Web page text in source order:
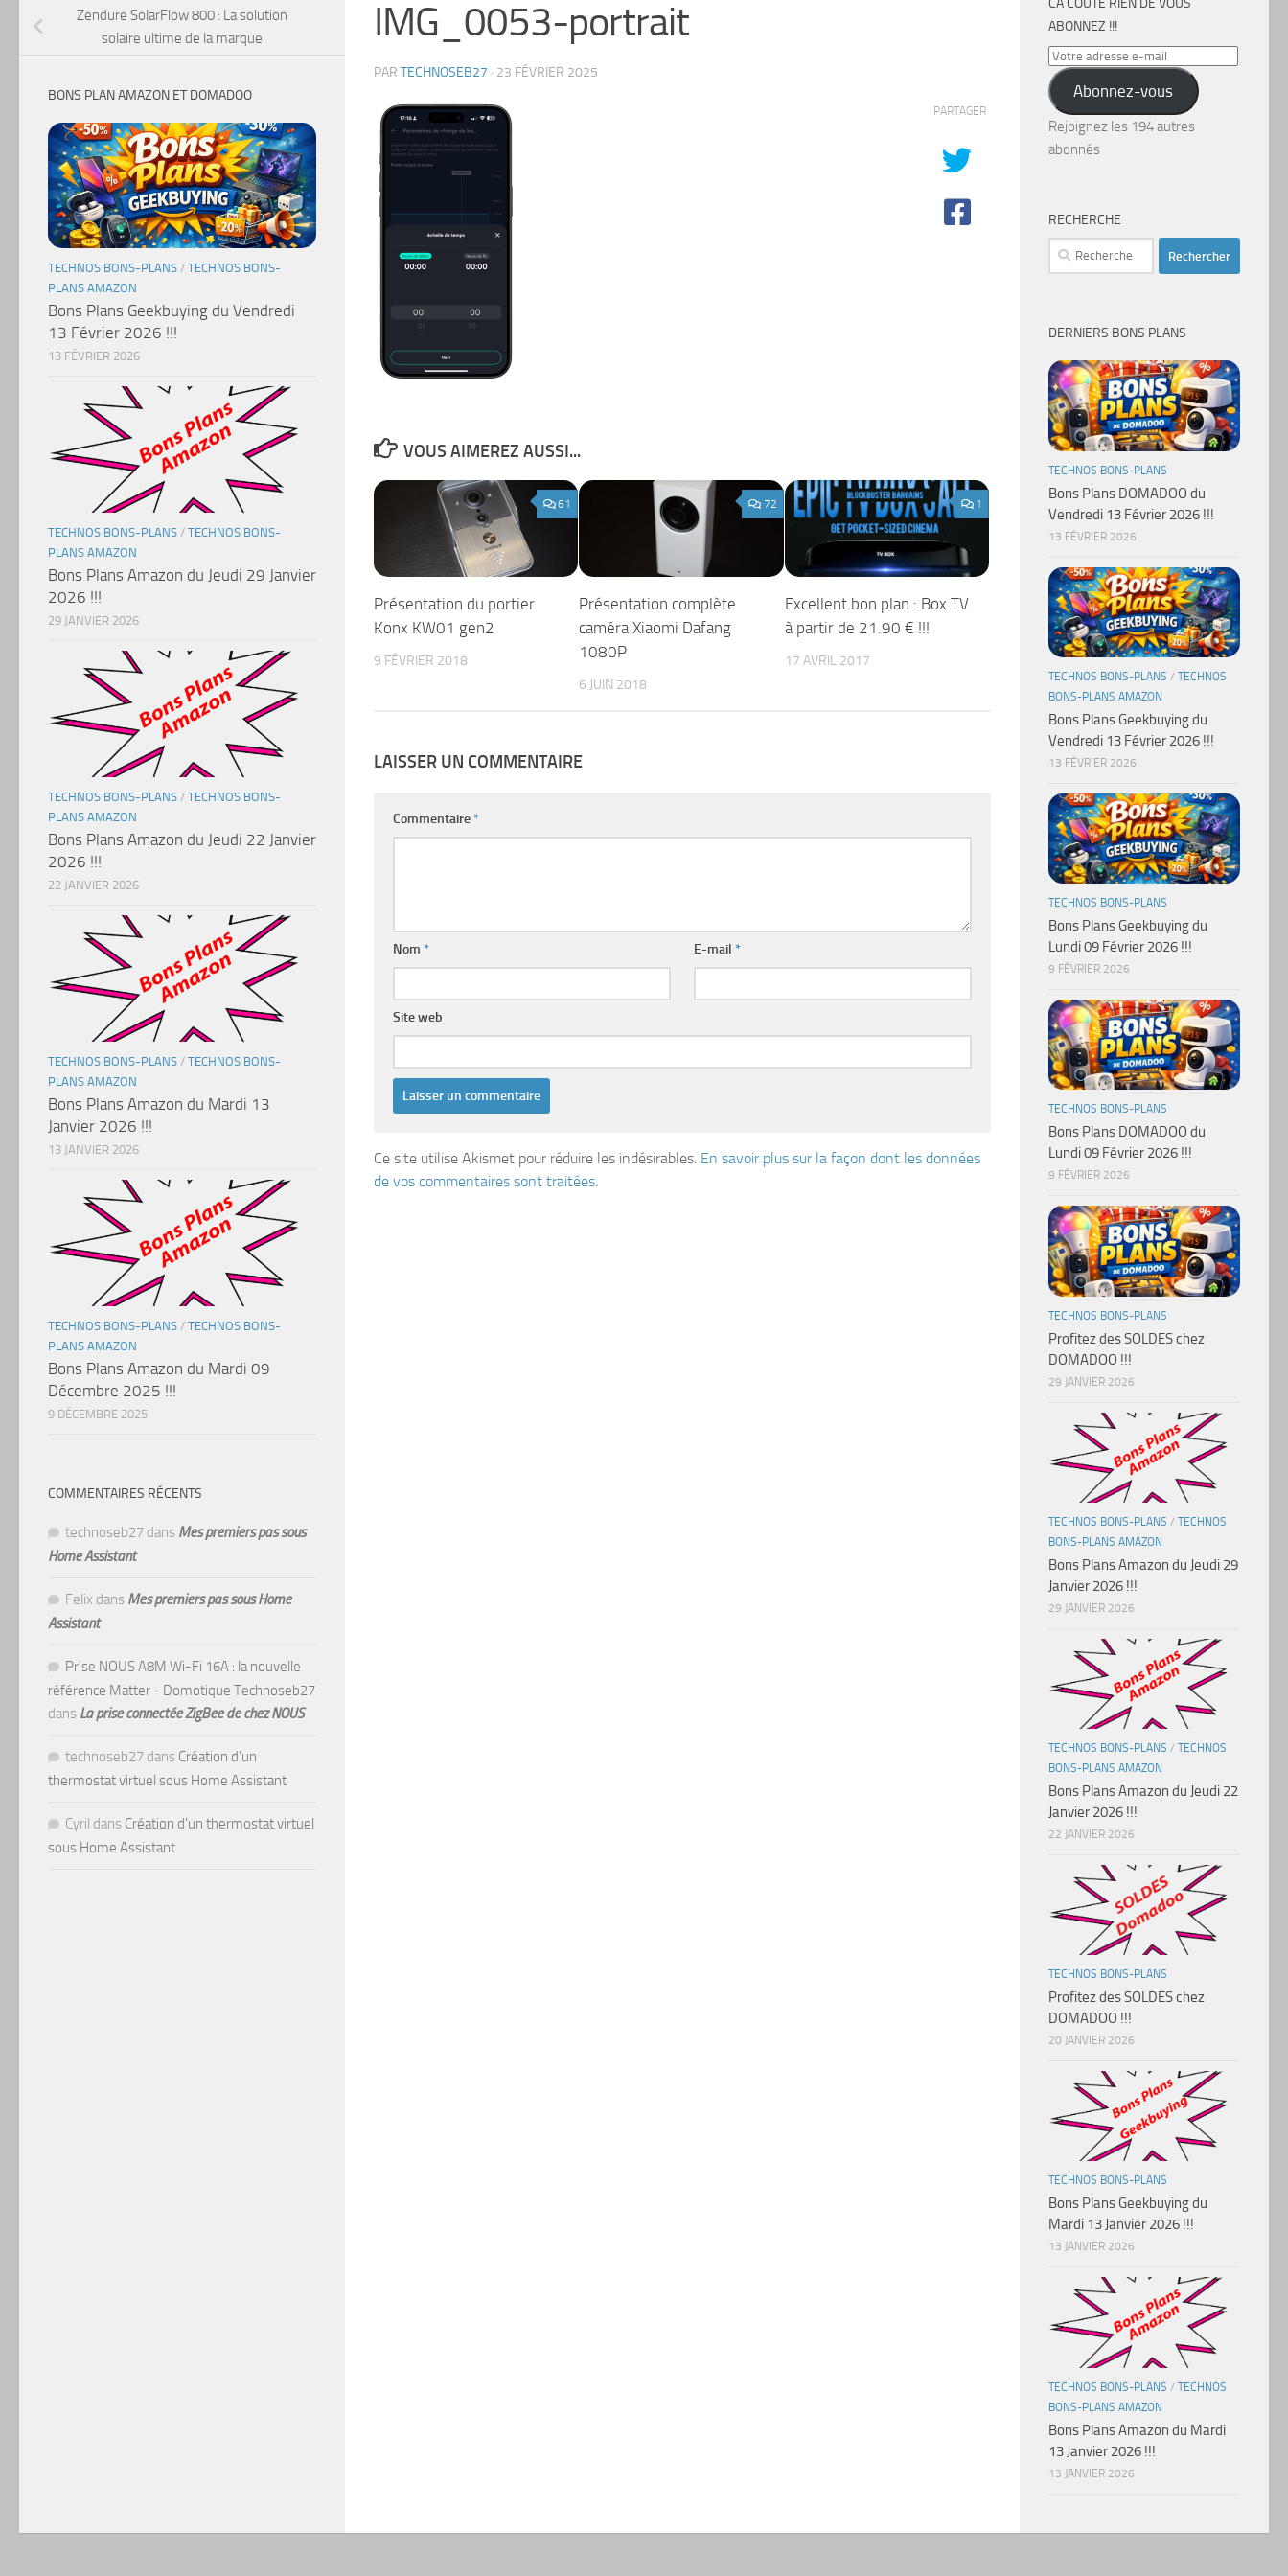
IMG_0053-portrait
PAR TECHNOSEB27 · 23 FÉVRIER 2025
PARTAGER
VOUS AIMEREZ AUSSI...
61
Présentation du portier
Konx KW01 gen2
9 FÉVRIER 2018
72
Présentation complète
caméra Xiaomi Dafang
1080P
6 JUIN 2018
1
Excellent bon plan : Box TV
à partir de 21.90 € !!!
17 AVRIL 2017
LAISSER UN COMMENTAIRE
Commentaire*
Nom * E-mail*
Site web
Ce site utilise Akismet pour réduire les indésirables. En savoir plus sur la façon dont les données
de vos commentaires sont traitées
Zendure SolarFlow 800 : La solution
solaire ultime de la marque
BONS PLAN AMAZON ET DOMADOO
TECHNOS BONS-PLANS / TECHNOS BONS-
PLANS AMAZON
Bons Plans Geekbuying du Vendredi
13 Février 2026 !!!
13 FÉVRIER 2026
TECHNOS BONS-PLANS / TECHNOS BONS-
PLANS AMAZON
Bons Plans Amazon du Jeudi 29 Janvier
2026 !!!
29 JANVIER 2026
TECHNOS BONS-PLANS / TECHNOS BONS-
PLANS AMAZON
Bons Plans Amazon du Jeudi 22 Janvier
2026 !!!
22 JANVIER 2026
TECHNOS BONS-PLANS / TECHNOS BONS-
PLANS AMAZON
Bons Plans Amazon du Mardi 13
Janvier 2026 !!!
13 JANVIER 2026
TECHNOS BONS-PLANS / TECHNOS BONS-
PLANS AMAZON
Bons Plans Amazon du Mardi 09
Décembre 2025 !!!
9 DÉCEMBRE 2025
COMMENTAIRES RÉCENTS
technoseb27 dans Mes premiers pas sous
Home Assistant
Felix dans Mes premiers pas sous Home
Assistant
Prise NOUS A8M Wi-Fi 16A : la nouvelle
référence Matter - Domotique Technoseb27
dans La prise connectée ZigBee de chez NOUS
technoseb27 dans Création d’un
thermostat virtuel sous Home Assistant
Cyril dans Création d’un thermostat virtuel
sous Home Assistant
CA COÛTE RIEN DE VOUS
ABONNEZ !!!
Votre
adresse
e-
mail
Abonnez-vous
Rejoignez les 194 autres
abonnés
RECHERCHE
Rechercher :
DERNIERS BONS PLANS
TECHNOS BONS-PLANS
Bons Plans DOMADOO du
Vendredi 13 Février 2026 !!!
13 FÉVRIER 2026
TECHNOS BONS-PLANS / TECHNOS
BONS-PLANS AMAZON
Bons Plans Geekbuying du
Vendredi 13 Février 2026 !!!
13 FÉVRIER 2026
TECHNOS BONS-PLANS
Bons Plans Geekbuying du
Lundi 09 Février 2026 !!!
9 FÉVRIER 2026
TECHNOS BONS-PLANS
Bons Plans DOMADOO du
Lundi 09 Février 2026 !!!
9 FÉVRIER 2026
TECHNOS BONS-PLANS
Profitez des SOLDES chez
DOMADOO !!!
29 JANVIER 2026
TECHNOS BONS-PLANS / TECHNOS
BONS-PLANS AMAZON
Bons Plans Amazon du Jeudi 29
Janvier 2026 !!!
29 JANVIER 2026
TECHNOS BONS-PLANS / TECHNOS
BONS-PLANS AMAZON
Bons Plans Amazon du Jeudi 22
Janvier 2026 !!!
22 JANVIER 2026
TECHNOS BONS-PLANS
Profitez des SOLDES chez
DOMADOO !!!
20 JANVIER 2026
TECHNOS BONS-PLANS
Bons Plans Geekbuying du
Mardi 13 Janvier 2026 !!!
13 JANVIER 2026
TECHNOS BONS-PLANS / TECHNOS
BONS-PLANS AMAZON
Bons Plans Amazon du Mardi
13 Janvier 2026 !!!
13 JANVIER 2026